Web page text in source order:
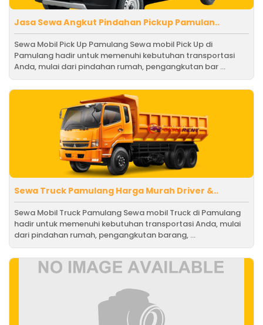
Jasa Sewa Angkut Pindahan Pickup Pamulan..
Sewa Mobil Pick Up Pamulang Sewa mobil Pick Up di
Pamulang hadir untuk memenuhi kebutuhan transportasi
Anda, mulai dari pindahan rumah, pengangkutan bar ...
Sewa Truck Pamulang Harga Murah Driver &..
Sewa Mobil Truck Pamulang Sewa mobil Truck di Pamulang
hadir untuk memenuhi kebutuhan transportasi Anda, mulai
dari pindahan rumah, pengangkutan barang, ...